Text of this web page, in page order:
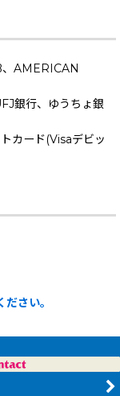
AMERICAN
銀行、ゆうちょ銀
カード(Visaデビッ
さい。